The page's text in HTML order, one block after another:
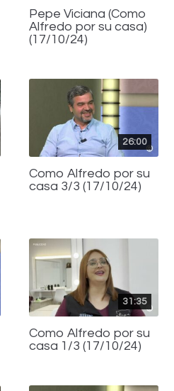
Pepe Viciana (Como
Alfredo por su casa)
(17/10/24)
26:00
Como Alfredo por su
casa 3/3 (17/10/24)
31:35
Como Alfredo por su
casa 1/3 (17/10/24)